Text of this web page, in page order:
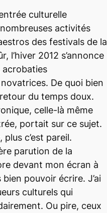
culturelle
activités
des festivals de la
l’hiver 2012 s’annonce
acrobaties
De quoi bien
du temps doux.
celle-là même
portait sur ce sujet.
c’est pareil.
parution de la
devant mon écran à
pouvoir écrire. J’ai
culturels qui
Ou pire, ceux